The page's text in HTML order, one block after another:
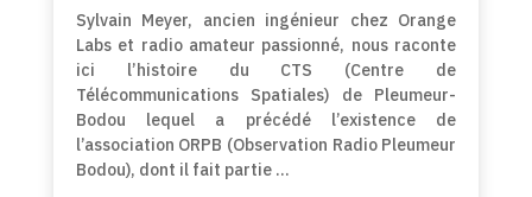
Sylvain Meyer, ancien ingénieur chez Orange
Labs et radio amateur passionné, nous raconte
ici l’histoire du CTS (Centre de
Télécommunications Spatiales) de Pleumeur-
Bodou lequel a précédé l’existence de
l’association ORPB (Observation Radio Pleumeur
Bodou), dont il fait partie …